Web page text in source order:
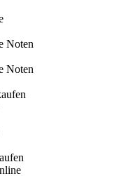
Noten
Noten